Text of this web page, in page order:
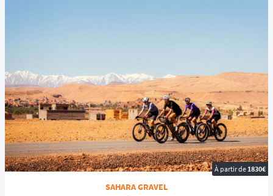
À partir de1830€
SAHARA GRAVEL